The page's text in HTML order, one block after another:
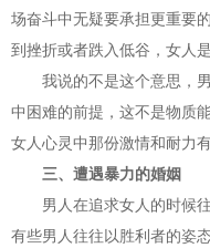
场奋斗中无疑要承担更重要
到挫折或者跌入低谷，女人
我说的不是这个意思，
中困难的前提，这不是物质
女人心灵中那份激情和耐力有
三、遭遇暴力的婚姻
男人在追求女人的时候
有些男人往往以胜利者的姿